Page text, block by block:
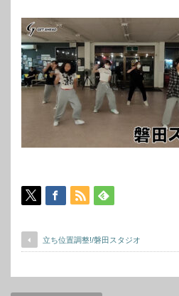
立ち位置調整!/磐田スタジオ